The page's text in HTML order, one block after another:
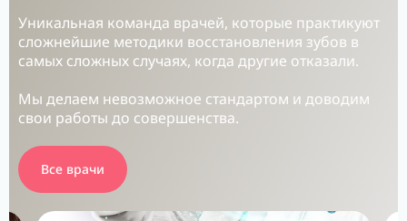
Уникальная команда врачей, которые практикуют
сложнейшие методики восстановления зубов в
самых сложных случаях, когда другие отказали.
Мы делаем невозможное стандартом и доводим
свои работы до совершенства.
Все врачи